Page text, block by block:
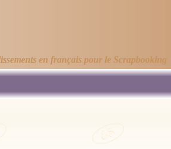
en français pour le Scrapbooking